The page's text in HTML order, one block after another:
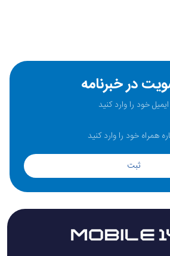
در خبرنامه
ثبت